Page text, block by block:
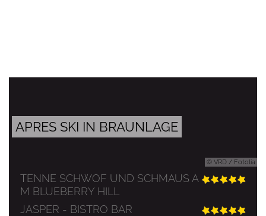
© VRD / Fotolia
APRES SKI IN BRAUNLAGE
TENNE SCHWOF UND SCHMAUS A
M BLUEBERRY HILL
JASPER - BISTRO BAR